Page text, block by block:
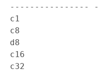
----------------
c1
c8
d8
c16
c32